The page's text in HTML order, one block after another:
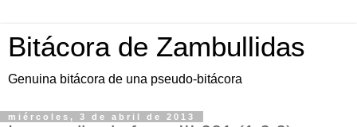
Bitácora de Zambullidas
Genuina bitácora de una pseudo-bitácora
miércoles, 3 de abril de 2013